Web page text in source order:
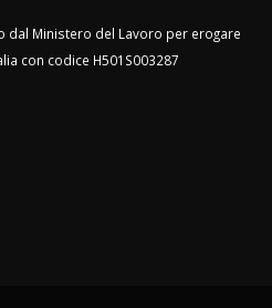
dal Ministero del Lavoro per erogare
con codice H501S003287